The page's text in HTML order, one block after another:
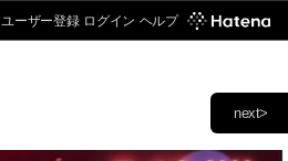
ユーザー登録 ログイン ヘルプ
next>